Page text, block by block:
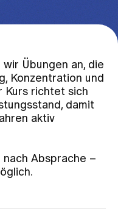
wir Übungen an, die
Konzentration und
Kurs richtet sich
damit
aktiv
Absprache –